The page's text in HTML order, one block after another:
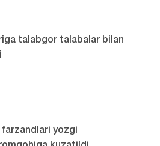
talabgor talabalar bilan
yozgi